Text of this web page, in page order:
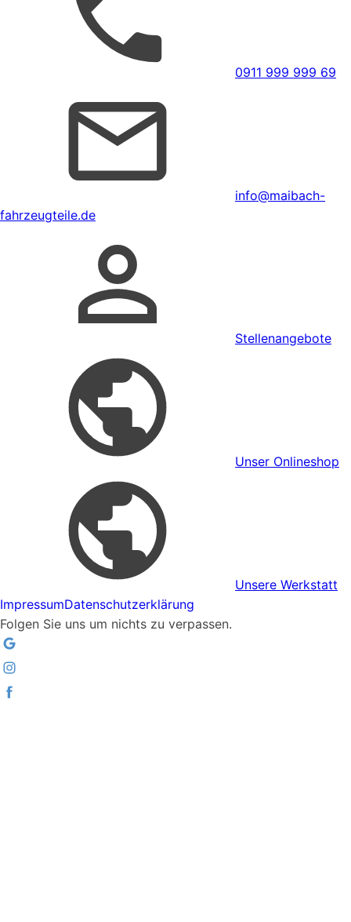
0911 999 999 69
info@maibach-
fahrzeugteile.de
Stellenangebote
Unser Onlineshop
Unsere Werkstatt
ImpressumDatenschutzerklärung
Folgen Sie uns um nichts zu verpassen.